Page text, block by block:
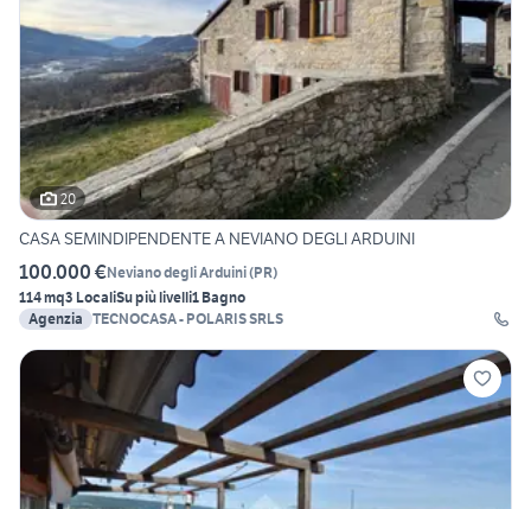
20
CASA SEMINDIPENDENTE A NEVIANO DEGLI ARDUINI
100.000 €Neviano degli Arduini(PR)
114 mq3 LocaliSu più livelli1 Bagno
Agenzia TECNOCASA - POLARIS SRLS